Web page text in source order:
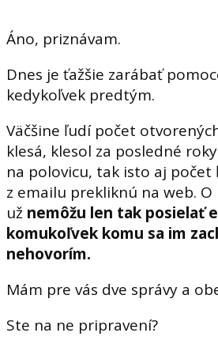
Áno, priznávam.
Dnes je ťažšie zarábať
kedykoľvek predtým.
Väčšine ľudí počet
klesá, klesol za posledné
na polovicu, tak isto aj počet
z emailu prekliknú na web.
už nemôžu len tak posielať
komukoľvek komu sa im
nehovorím.
Mám pre vás dve správy a
Ste na ne pripravení?